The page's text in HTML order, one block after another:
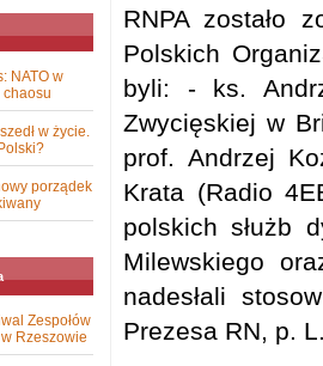
RNPA zostało
Polskich
byli: - ks.
Zwycięskiej w
prof. Andrzej
Krata (Radio
polskich służb
Milewskiego
nadesłali
Prezesa RN, p.
NATO w
w życie.
porządek
Zespołów
Rzeszowie